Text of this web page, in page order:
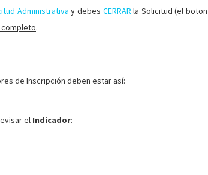
Administrativa y debes CERRAR la Solicitud (el boton
completo.
de Inscripción deben estar así:
el Indicador: